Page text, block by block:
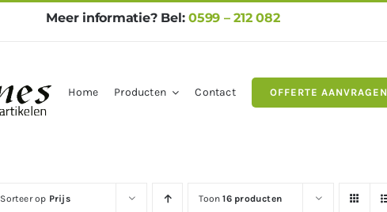
Meer informatie? Bel:0599 – 212 082
Home Producten Contact OFFERTE AANVRAGEN
Sorteer op Prijs Toon16 producten